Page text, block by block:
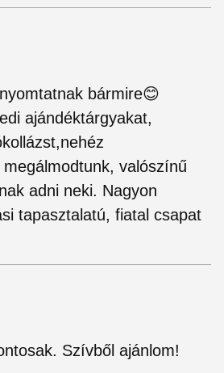
bármire😊
ajándéktárgyakat,
valószínű
adni neki. Nagyon
tapasztalatú, fiatal csapat
Szívből ajánlom!